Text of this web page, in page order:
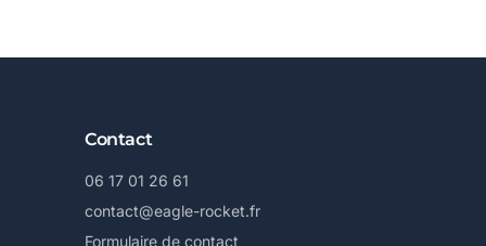
Contact
06 17 01 26 61
contact@eagle-rocket.fr
Formulaire de contact